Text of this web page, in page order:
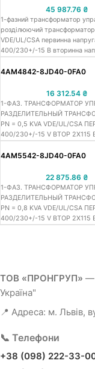
45 987.76 ₴
1-фазний трансформатор
розділюючий
VDE/UL/CSA первинна
400/230+/-15 В вторинна
IP00, гвинтові клеми
4AM4842-8JD40-0FA0
16 312.54 ₴
1-ФАЗ. ТРАНСФОРМАТОР
РАЗДЕЛИТЕЛЬНЫЙ
PN = 0,5 KVA VDE/UL/CSA
400/230+/-15 V ВТОР 2X115
ВИНТОВЫЕ КЛЕММЫ
4AM5542-8JD40-0FA0
22 875.86 ₴
1-ФАЗ. ТРАНСФОРМАТОР
РАЗДЕЛИТЕЛЬНЫЙ
PN = 0,8 KVA VDE/UL/CSA
400/230+/-15 V ВТОР 2X115
CIRCUIT TRANSFORMER<
ТОВ «ПРОНГРУП» —
Україна"
📍 Адреса: м. Львів,
📞 Телефони
+38 (098) 222-33-